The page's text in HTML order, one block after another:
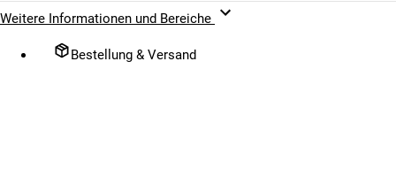
Weitere Informationen und Bereiche
Bestellung & Versand